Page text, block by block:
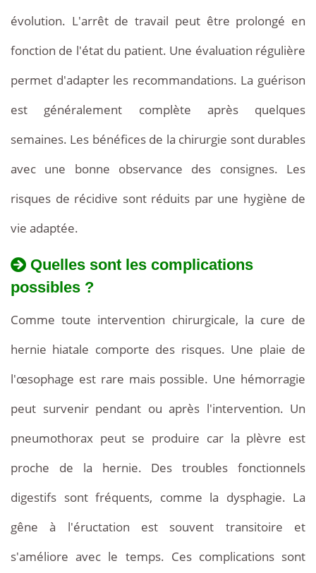
évolution. L'arrêt de travail peut être prolongé en
fonction de l'état du patient. Une évaluation régulière
permet d'adapter les recommandations. La guérison
est généralement complète après quelques
semaines. Les bénéfices de la chirurgie sont durables
avec une bonne observance des consignes. Les
risques de récidive sont réduits par une hygiène de
vie adaptée.
Quelles sont les complications
possibles ?
Comme toute intervention chirurgicale, la cure de
hernie hiatale comporte des risques. Une plaie de
l'œsophage est rare mais possible. Une hémorragie
peut survenir pendant ou après l'intervention. Un
pneumothorax peut se produire car la plèvre est
proche de la hernie. Des troubles fonctionnels
digestifs sont fréquents, comme la dysphagie. La
gêne à l'éructation est souvent transitoire et
s'améliore avec le temps. Ces complications sont